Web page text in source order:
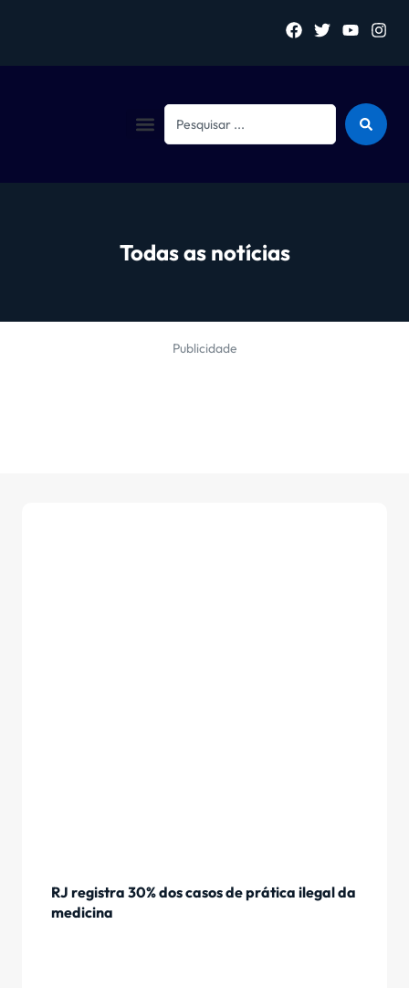
Todas as notícias
Publicidade
RJ registra 30% dos casos de prática ilegal da
medicina